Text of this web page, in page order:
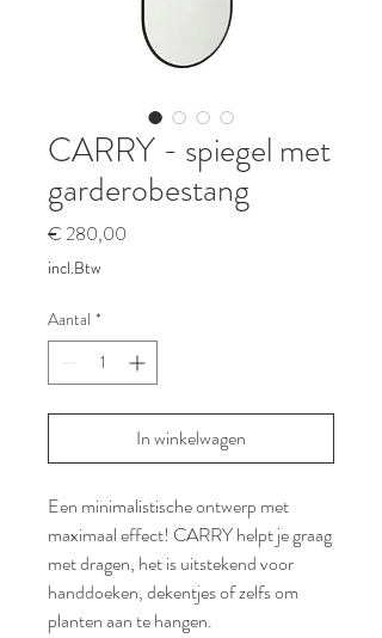
CARRY - spiegel met
garderobestang
€ 280,00
incl.Btw
Aantal *
In winkelwagen
Een minimalistische ontwerp met
maximaal effect! CARRY helpt je graag
met dragen, het is uitstekend voor
handdoeken, dekentjes of zelfs om
planten aan te hangen.